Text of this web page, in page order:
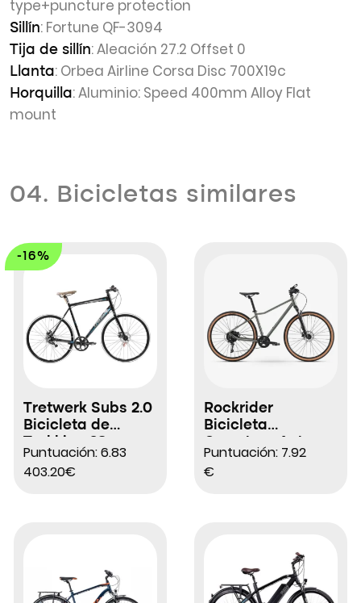
type+puncture protection
Sillín: Fortune QF-3094
Tija de sillín: Aleación 27.2 Offset 0
Llanta: Orbea Airline Corsa Disc 700X19c
Horquilla: Aluminio: Speed 400mm Alloy Flat
mount
04. Bicicletas similares
-16%
Tretwerk Subs 2.0
Bicicleta de
Puntuación: 6.83
403.20€
Rockrider
Bicicleta
500 Cuadro Alto
Puntuación: 7.92
€